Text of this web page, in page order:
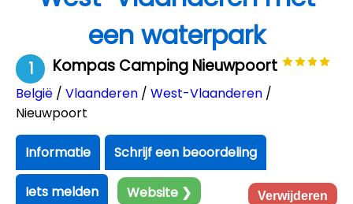
een waterpark
1 Kompas Camping Nieuwpoort
België / Vlaanderen / West-Vlaanderen /
Nieuwpoort
Informatie Schrijf een beoordeling
Iets melden Website ❯ Verwijderen